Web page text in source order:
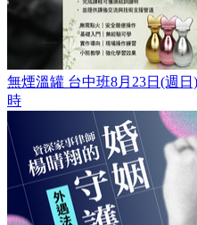
無煙溫罐 台中班8月23日(週
時